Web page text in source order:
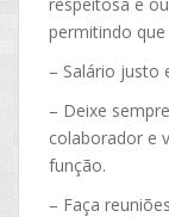
permitindo
– Salário justo
– Deixe
colaborador e
função.
– Faça